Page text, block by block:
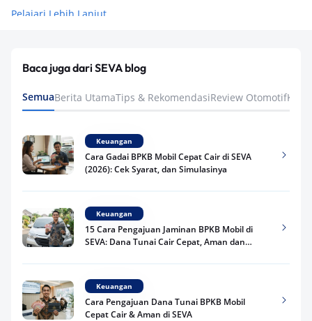
Pelajari Lebih Lanjut
Baca juga dari SEVA blog
SemuaBerita UtamaTips & RekomendasiReview Otomotif
Keuangan
Cara Gadai BPKB Mobil Cepat Cair di SEVA
(2026): Cek Syarat, dan Simulasinya
Keuangan
15 Cara Pengajuan Jaminan BPKB Mobil di
SEVA: Dana Tunai Cair Cepat, Aman dan
Keuangan
Cara Pengajuan Dana Tunai BPKB Mobil
Cepat Cair & Aman di SEVA